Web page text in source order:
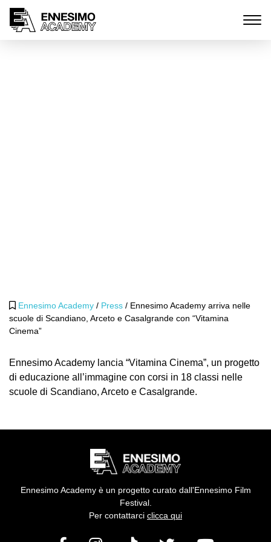
Ennesimo Academy / Press / Ennesimo Academy arriva nelle
scuole di Scandiano, Arceto e Casalgrande con “Vitamina
Cinema”
Ennesimo Academy lancia “Vitamina Cinema”, un progetto
di educazione all’immagine con corsi in 18 classi nelle
scuole di Scandiano, Arceto e Casalgrande.
Ennesimo Academy è un progetto curato dall'Ennesimo Film
Festival.
Per contattarci clicca qui